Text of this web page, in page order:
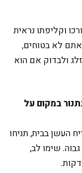
וקליפתו נראית
לא בטוחים,
ולבדוק אם הוא
במקום על
העשן בבית, תניחו
שימו לב,